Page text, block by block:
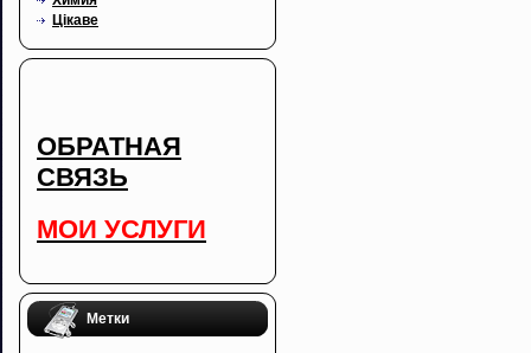
Цікаве
ОБРАТНАЯ
СВЯЗЬ
МОИ УСЛУГИ
Метки